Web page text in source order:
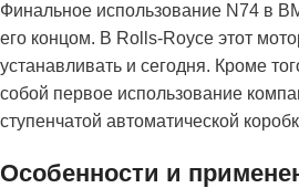
Финальное использование N74 в
его концом. В Rolls-Royce этот
устанавливать и сегодня. Кроме
собой первое использование
ступенчатой ​​автоматической
Особенности и